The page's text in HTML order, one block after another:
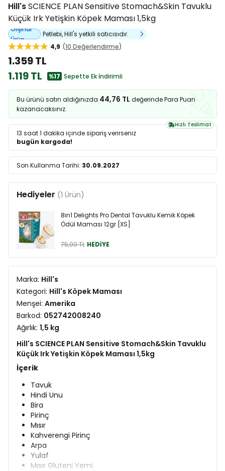
Hill'sSCIENCE PLAN Sensitive Stomach&Skin Tavuklu
Küçük Irk Yetişkin Köpek Maması 1,5kg
Orijinal
Ürün
Petlebi, Hill's yetkili satıcısıdır.
4,9
10 Değerlendirme
1.359 TL
1.119 TL
%17 Sepette Ek İndirimli
Bu ürünü satın aldığınızda 44,76 TL değerinde Para Puan
kazanacaksınız.
Hızlı Teslimat
13 saat 1 dakika içinde sipariş verirseniz
bugün kargoda!
Son Kullanma Tarihi: 30.09.2027
Hediyeler (1 Ürün)
8in1 Delights Pro Dental Tavuklu Kemik Köpek
Ödül Maması 12gr [XS]
75,00 TL HEDİYE
Marka: Hill's
Kategori: Hill's Köpek Maması
Menşei: Amerika
Barkod: 052742008240
Ağırlık: 1,5 kg
Hill's SCIENCE PLAN Sensitive Stomach&Skin Tavuklu
Küçük Irk Yetişkin Köpek Maması 1,5kg
İçerik
Tavuk
Hindi Unu
Bira
Pirinç
Mısır
Kahverengi Pirinç
Arpa
Yulaf
Mısır Gluteni Yemi